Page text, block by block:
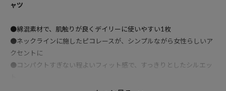
ャツ
●綿混素材で、肌触りが良くデイリーに使いやすい1枚
●ネックラインに施したピコレースが、シンプルながら女性らしいア
クセントに
●コンパクトすぎない程よいフィット感で、すっきりとしたシルエッ
●1枚ではもちろん、ジャケットやシャツのインナーとしても活躍